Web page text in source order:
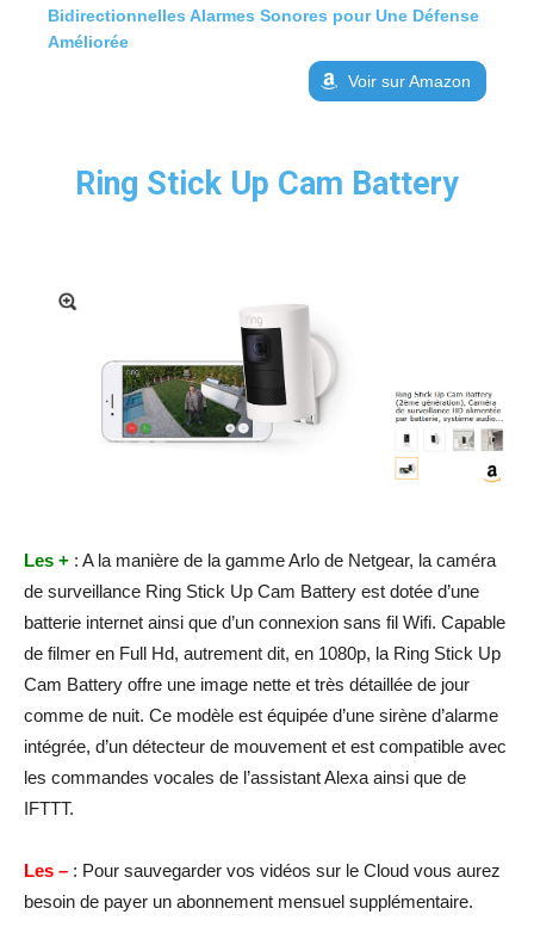
Bidirectionnelles Alarmes Sonores pour Une Défense
Améliorée
Voir sur Amazon
Ring Stick Up Cam Battery
Les + : A la manière de la gamme Arlo de Netgear, la caméra
de surveillance Ring Stick Up Cam Battery est dotée d’une
batterie internet ainsi que d’un connexion sans fil Wifi. Capable
de filmer en Full Hd, autrement dit, en 1080p, la Ring Stick Up
Cam Battery offre une image nette et très détaillée de jour
comme de nuit. Ce modèle est équipée d’une sirène d’alarme
intégrée, d’un détecteur de mouvement et est compatible avec
les commandes vocales de l’assistant Alexa ainsi que de
IFTTT.
Les – : Pour sauvegarder vos vidéos sur le Cloud vous aurez
besoin de payer un abonnement mensuel supplémentaire.